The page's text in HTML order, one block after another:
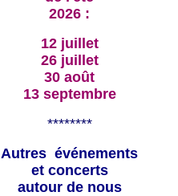
2026 :
12 juillet
26 juillet
30 août
13 septembre
********
Autres événements
et concerts
autour de nous